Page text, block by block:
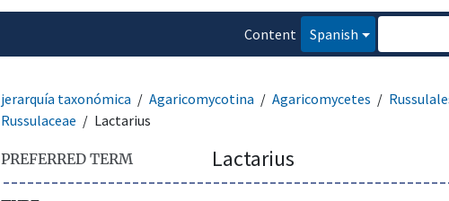
Content
Spanish
jerarquía taxonómica Agaricomycotina Agaricomycetes
Russulaceae
Lactarius
PREFERRED TERM Lactarius